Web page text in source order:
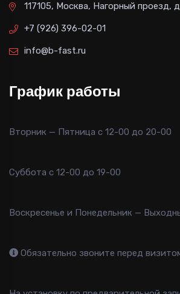
117105, Москва, Нагорный проезд,
+7 (926) 396-02-01
info@b-fast.ru
График работы
Вторник — Пятница с 12-00 до 20-00
Суббота с 12-00 до 19-00
Воскресенье и Понедельник —
Обязательно звоните перед